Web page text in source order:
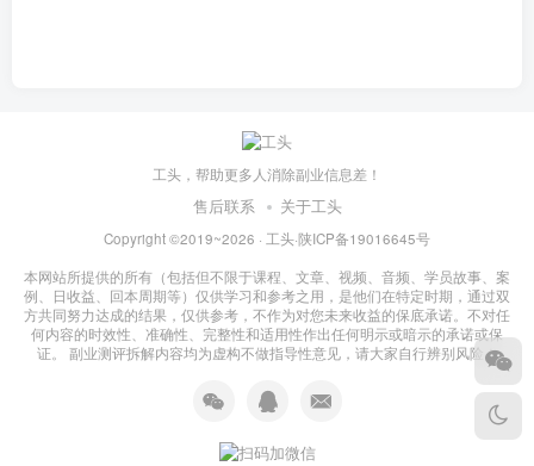
工头，帮助更多人消除副业信息差！
售后联系 关于工头
Copyright ©2019~2026 · 工头·陕ICP备19016645号
本网站所提供的所有（包括但不限于课程、文章、视频、音频、学员故事、案
例、日收益、回本周期等）仅供学习和参考之用，是他们在特定时期，通过双
方共同努力达成的结果，仅供参考，不作为对您未来收益的保底承诺。不对任
何内容的时效性、准确性、完整性和适用性作出任何明示或暗示的承诺或保
证。 副业测评拆解内容均为虚构不做指导性意见，请大家自行辨别风险！